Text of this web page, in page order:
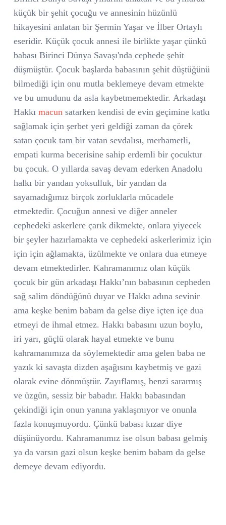
küçük bir şehit çocuğu ve annesinin hüzünlü
hikayesini anlatan bir Şermin Yaşar ve İlber Ortaylı
eseridir. Küçük çocuk annesi ile birlikte yaşar çünkü
babası Birinci Dünya Savaşı'nda cephede şehit
düşmüştür. Çocuk başlarda babasının şehit düştüğünü
bilmediği için onu mutla beklemeye devam etmekte
ve bu umudunu da asla kaybetmemektedir. Arkadaşı
Hakkı macun satarken kendisi de evin geçimine katkı
sağlamak için şerbet yeri geldiği zaman da çörek
satan çocuk tam bir vatan sevdalısı, merhametli,
empati kurma becerisine sahip erdemli bir çocuktur
bu çocuk. O yıllarda savaş devam ederken Anadolu
halkı bir yandan yoksulluk, bir yandan da
sayamadığımız birçok zorluklarla mücadele
etmektedir. Çocuğun annesi ve diğer anneler
cephedeki askerlere çarık dikmekte, onlara yiyecek
bir şeyler hazırlamakta ve cephedeki askerlerimiz için
için için ağlamakta, üzülmekte ve onlara dua etmeye
devam etmektedirler. Kahramanımız olan küçük
çocuk bir gün arkadaşı Hakkı’nın babasının cepheden
sağ salim döndüğünü duyar ve Hakkı adına sevinir
ama keşke benim babam da gelse diye içten içe dua
etmeyi de ihmal etmez. Hakkı babasını uzun boylu,
iri yarı, güçlü olarak hayal etmekte ve bunu
kahramanımıza da söylemektedir ama gelen baba ne
yazık ki savaşta dizden aşağısını kaybetmiş ve gazi
olarak evine dönmüştür. Zayıflamış, benzi sararmış
ve üzgün, sessiz bir babadır. Hakkı babasından
çekindiği için onun yanına yaklaşmıyor ve onunla
fazla konuşmuyordu. Çünkü babası kızar diye
düşünüyordu. Kahramanımız ise olsun babası gelmiş
ya da varsın gazi olsun keşke benim babam da gelse
demeye devam ediyordu.